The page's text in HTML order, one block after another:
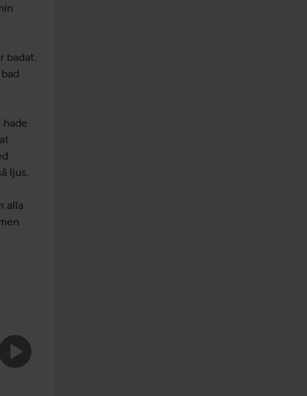
badat.
hade
ljus.
alla